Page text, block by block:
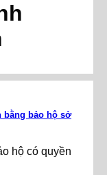
bằng bảo hộ sở
hộ có quyền